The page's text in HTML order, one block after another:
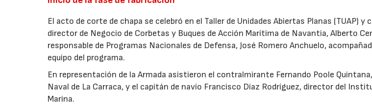
El acto de corte de chapa se celebró en el Taller de Unidades Abiertas Planas (TUAP) y
director de Negocio de Corbetas y Buques de Acción Marítima de Navantia, Alberto
responsable de Programas Nacionales de Defensa, José Romero Anchuelo,
equipo del programa.
En representación de la Armada asistieron el contralmirante Fernando Poole
Naval de La Carraca, y el capitán de navío Francisco Díaz Rodríguez, director del
Marina.